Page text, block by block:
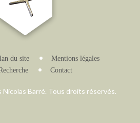
du site
Mentions légales
Contact
Barré. Tous droits réservés.